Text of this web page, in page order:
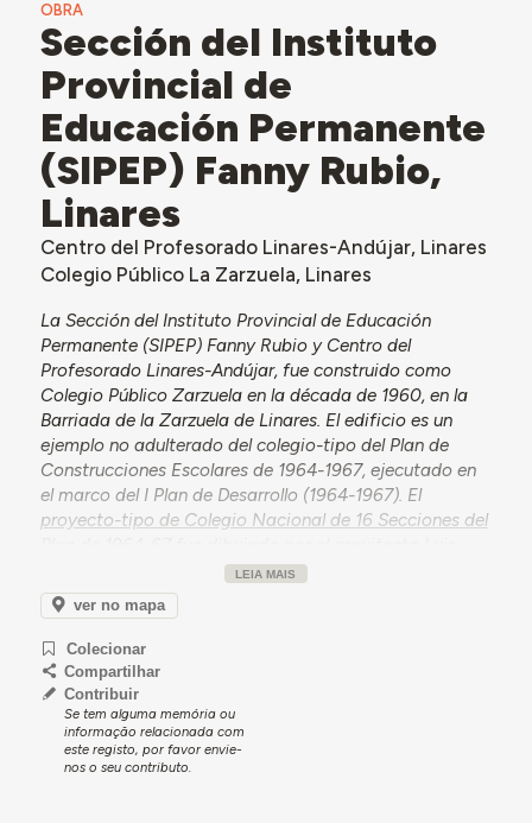
OBRA
Sección del Instituto
Provincial de
Educación Permanente
(SIPEP) Fanny Rubio,
Linares
Centro del Profesorado Linares-Andújar, Linares
Colegio Público La Zarzuela, Linares
La Sección del Instituto Provincial de Educación
Permanente (SIPEP) Fanny Rubio y Centro del
Profesorado Linares-Andújar, fue construido como
Colegio Público Zarzuela en la década de 1960, en la
Barriada de la Zarzuela de Linares. El edificio es un
ejemplo no adulterado del colegio-tipo del Plan de
Construcciones Escolares de 1964-1967, ejecutado en
el marco del I Plan de Desarrollo (1964-1967). El
proyecto-tipo de Colegio Nacional de 16 Secciones del
Vázquez de Castro y era adaptado a cada ubicación
por un arquitecto local.
LEIA MAIS
ver no mapa
Colecionar
Compartilhar
Contribuir
Se tem alguma memória ou
informação relacionada com
este registo, por favor envie-
nos o seu contributo.